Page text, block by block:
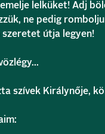
lelküket! Adj
ne pedig
szeretet útja legyen!
szívek Királynője,